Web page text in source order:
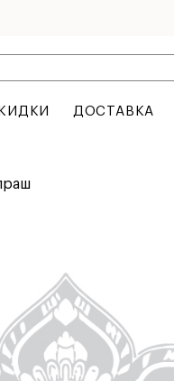
ДОСТАВКА